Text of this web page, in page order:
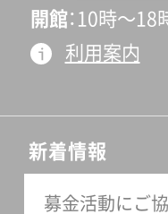
開館 10時〜18
利用案内
新着情報
募金活動にご